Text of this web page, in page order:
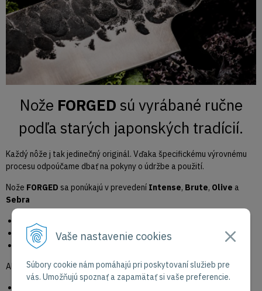
Vaše nastavenie cookies
Súbory cookie nám pomáhajú pri poskytovaní služieb pre
vás. Umožňujú spoznať a zapamätať si vaše preferencie.
Nože FORGED sú vyrábané ručne
podľa starých japonských tradícií.
Každý nôže j tak jedinečný originál. Vďaka špecifickému výrovnému
procesu odpoúčame dbať na pokyny o údržbe a použití.
Nože FORGED sa ponúkajú v prevedení Intense, Brute, Olive a
Sebra
Tvrdosť 58HRC Rockwellovej stupnice
Uhol ostria 22°
Japonská oceľ
Alebo sérieVG10a Katai